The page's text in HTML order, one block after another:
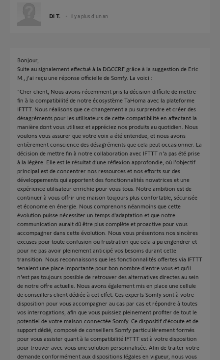
Di T. il y a plus d'un an
Bonjour,
Suite au signalement effectué à la DGCCRF grâce à la suggestion de Eric
M., j'ai reçu une réponse officielle de Somfy. La voici :
"Cher client, Nous avons récemment pris la décision difficile de mettre
fin à la compatibilité de notre écosystème TaHoma avec la plateforme
IFTTT. Nous réalisons que ce changement a pu surprendre et créer des
désagréments pour les utilisateurs de cette compatibilité en affectant la
manière dont vous utilisez et appréciez nos produits au quotidien. Nous
voulons vous assurer que votre voix a été entendue, et nous avons
entièrement conscience des désagréments que cela peut occasionner. La
décision de mettre fin à notre collaboration avec IFTTT n'a pas été prise
à la légère. Elle est le résultat d’une réflexion approfondie, où l’objectif
principal est de concentrer nos ressources et nos efforts sur des
développements qui apportent des fonctionnalités novatrices et une
expérience utilisateur enrichie pour vous tous. Notre ambition est de
continuer à vous offrir une maison toujours plus confortable, sécurisée
et économe en énergie. Nous comprenons néanmoins que cette
évolution puisse nécessiter un temps d'adaptation et que notre
communication aurait dû être plus complète et proactive pour vous
accompagner dans cette évolution. Nous vous présentons nos sincères
excuses pour toute confusion ou frustration que cela a pu engendrer et
pour ne pas avoir pleinement anticipé vos besoins durant cette
transition. Nous reconnaissons que les fonctionnalités offertes via IFTTT
tenaient une place importante pour bon nombre d'entre vous et qu'il
n'est pas toujours possible de retrouver des alternatives directes au sein
de notre offre actuelle. Nous avons également mis en place une cellule
de conseillers client dédiée à cet effet. Ces experts Somfy sont à votre
disposition pour vous accompagner au cas par cas et répondre à toutes
vos interrogations, afin que vous puissiez pleinement profiter de tout le
potentiel de votre maison connectée Somfy. Ce dispositif d'écoute et de
support dédié, composé de conseillers Somfy particulièrement formés
pour vous assister quant à la compatibilité IFTTT est à votre disposition
pour trouver avec vous une solution personnalisée. Afin de traiter votre
demande conformément aux dispositions légales en vigueur, nous vous